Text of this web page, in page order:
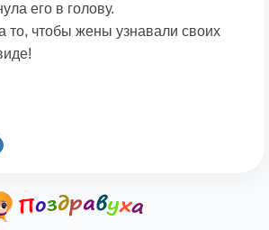
его в голову.
то, чтобы жены узнавали своих